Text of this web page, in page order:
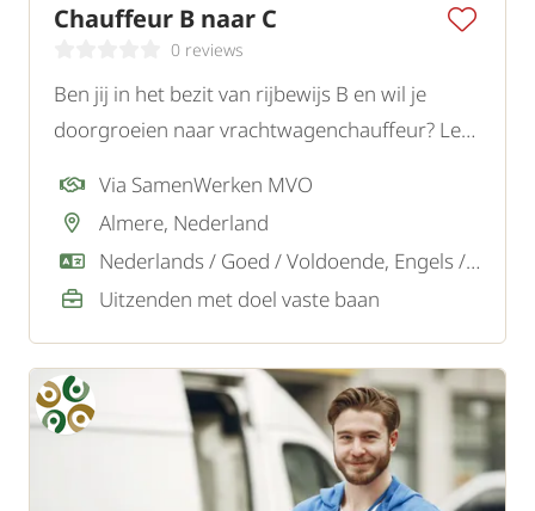
Chauffeur B naar C
0 reviews
Ben jij in het bezit van rijbewijs B en wil je
doorgroeien naar vrachtwagenchauffeur? Lees
Via SamenWerken MVO
Almere, Nederland
Nederlands / Goed / Voldoende, Engels / Goed
Uitzenden met doel vaste baan